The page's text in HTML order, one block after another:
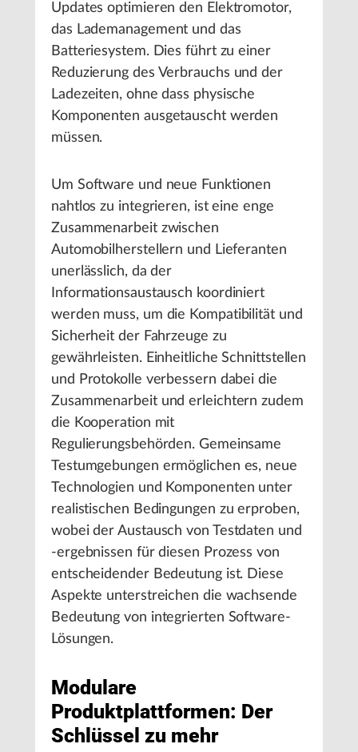
Updates optimieren den Elektromotor,
das Lademanagement und das
Batteriesystem. Dies führt zu einer
Reduzierung des Verbrauchs und der
Ladezeiten, ohne dass physische
Komponenten ausgetauscht werden
müssen.
Um Software und neue Funktionen
nahtlos zu integrieren, ist eine enge
Zusammenarbeit zwischen
Automobilherstellern und Lieferanten
unerlässlich, da der
Informationsaustausch koordiniert
werden muss, um die Kompatibilität und
Sicherheit der Fahrzeuge zu
gewährleisten. Einheitliche Schnittstellen
und Protokolle verbessern dabei die
Zusammenarbeit und erleichtern zudem
die Kooperation mit
Regulierungsbehörden. Gemeinsame
Testumgebungen ermöglichen es, neue
Technologien und Komponenten unter
realistischen Bedingungen zu erproben,
wobei der Austausch von Testdaten und
-ergebnissen für diesen Prozess von
entscheidender Bedeutung ist. Diese
Aspekte unterstreichen die wachsende
Bedeutung von integrierten Software-
Lösungen.
Modulare
Produktplattformen: Der
Schlüssel zu mehr